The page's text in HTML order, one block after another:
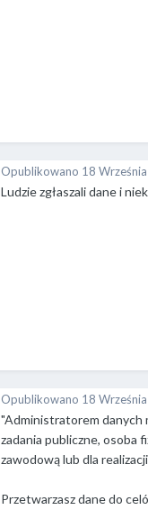
Opublikowano 18
Ludzie zgłaszali dane i
Opublikowano 18
"Administratorem danych
zadania publiczne, osoba
zawodową lub dla
Przetwarzasz dane do